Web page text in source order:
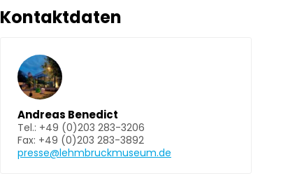
Kontaktdaten
Andreas Benedict
Tel.: +49 (0)203 283-3206
Fax: +49 (0)203 283-3892
presse@lehmbruckmuseum.de